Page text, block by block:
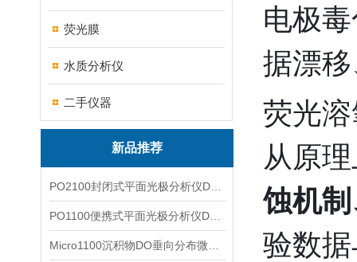
荧光膜
水质分析仪
二手仪器
新品推荐
电极
据漂
荧光
从原
蚀机
验数